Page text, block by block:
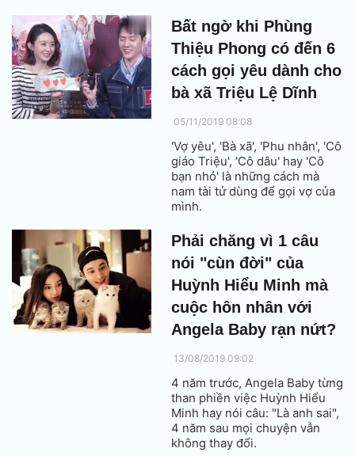
Bất ngờ khi Phùng
Thiệu Phong có đến 6
cách gọi yêu dành cho
bà xã Triệu Lệ Dĩnh
05/11/2019 08:08
'Vợ yêu', 'Bà xã', 'Phu nhân', 'Cô
giáo Triệu', 'Cô dâu' hay 'Cô
bạn nhỏ' là những cách mà
nam tài tử dùng để gọi vợ của
mình.
Phải chăng vì 1 câu
nói "cùn đời" của
Huỳnh Hiểu Minh mà
cuộc hôn nhân với
Angela Baby rạn nứt?
13/08/2019 09:02
4 năm trước, Angela Baby từng
than phiền việc Huỳnh Hiểu
Minh hay nói câu: "Là anh sai",
4 năm sau mọi chuyện vẫn
không thay đổi.